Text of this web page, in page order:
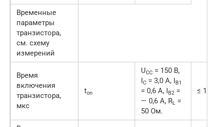
Временные
параметры
транзистора,
см. схему
измерений
Время
включения
транзистора,
мкс
ton
UCC = 150 В,
IC = 3,0 А, IB1
= 0,6 А, IB2 =
— 0,6 А, RL
=
50 Ом.
≤ 1,0